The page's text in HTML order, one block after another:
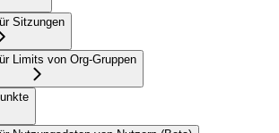
Sitzungen
Limits von Org-Gruppen